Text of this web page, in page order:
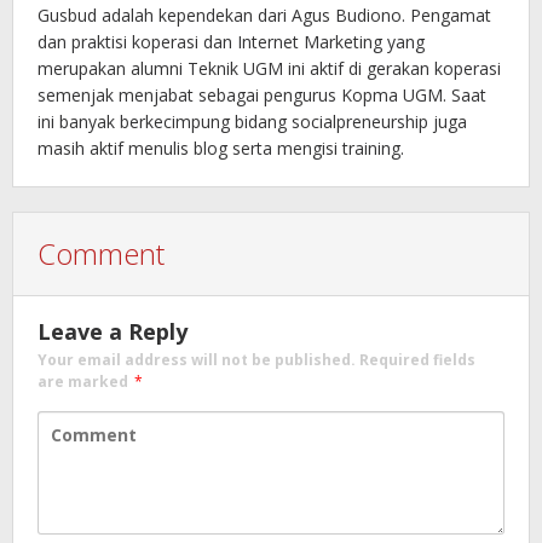
Gusbud adalah kependekan dari Agus Budiono. Pengamat
dan praktisi koperasi dan Internet Marketing yang
merupakan alumni Teknik UGM ini aktif di gerakan koperasi
semenjak menjabat sebagai pengurus Kopma UGM. Saat
ini banyak berkecimpung bidang socialpreneurship juga
masih aktif menulis blog serta mengisi training.
Comment
Leave a Reply
Your email address will not be published. Required fields
are marked *